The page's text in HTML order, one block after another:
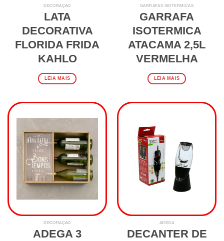
DECORAÇÃO
LATA
DECORATIVA
FLORIDA FRIDA
KAHLO
LEIA MAIS
GARRAFAS ISOTERMICAS
GARRAFA
ISOTERMICA
ATACAMA 2,5L
VERMELHA
LEIA MAIS
DECORAÇÃO
ADEGA 3
ADEGA
DECANTER DE